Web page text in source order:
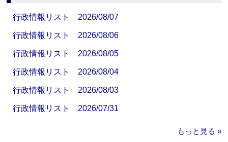
行政情報リスト 2026/08/07
行政情報リスト 2026/08/06
行政情報リスト 2026/08/05
行政情報リスト 2026/08/04
行政情報リスト 2026/08/03
行政情報リスト 2026/07/31
もっと見る »